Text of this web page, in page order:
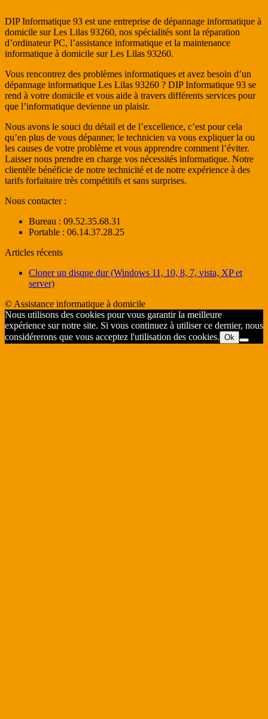
DIP Informatique 93 est une entreprise de dépannage informatique à
domicile sur Les Lilas 93260, nos spécialités sont la réparation
d’ordinateur PC, l’assistance informatique et la maintenance
informatique à domicile sur Les Lilas 93260.
Vous rencontrez des problèmes informatiques et avez besoin d’un
dépannage informatique Les Lilas 93260 ? DIP Informatique 93 se
rend à votre domicile et vous aide à travers différents services pour
que l’informatique devienne un plaisir.
Nous avons le souci du détail et de l’excellence, c’est pour cela
qu’en plus de vous dépanner, le technicien va vous expliquer la ou
les causes de votre problème et vous apprendre comment l’éviter.
Laisser nous prendre en charge vos nécessités informatique. Notre
clientèle bénéficie de notre technicité et de notre expérience à des
tarifs forfaitaire très compétitifs et sans surprises.
Nous contacter :
Bureau : 09.52.35.68.31
Portable : 06.14.37.28.25
Articles récents
Cloner un disque dur (Windows 11, 10, 8, 7, vista, XP et
server)
© Assistance informatique à domicile
Nous utilisons des cookies pour vous garantir la meilleure
expérience sur notre site. Si vous continuez à utiliser ce dernier, nous
considérerons que vous acceptez l'utilisation des cookies. Ok